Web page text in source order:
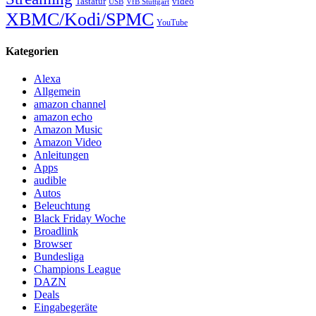
USB
XBMC/Kodi/SPMC YouTube
Kategorien
Alexa
Allgemein
amazon channel
amazon echo
Amazon Music
Amazon Video
Anleitungen
Apps
audible
Autos
Beleuchtung
Black Friday Woche
Broadlink
Browser
Bundesliga
Champions League
DAZN
Deals
Eingabegeräte